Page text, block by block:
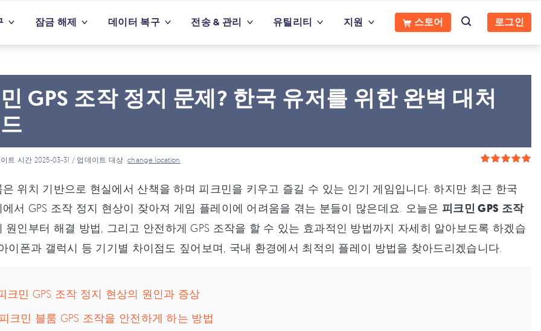
잠금 해제 데이터 복구 전송 & 관리 유틸리티 지원 스토어 로그인
무료 다운로드 지금 구매
GPS 조작 정지 문제? 한국 유저를 위한 완벽 대처
트 시간 2025-03-31 / 업데이트 대상change location
위치 기반으로 현실에서 산책을 하며 피크민을 키우고 즐길 수 있는 인기 게임입니다. 하지만 최근 한국
서 GPS 조작 정지 현상이 잦아져 게임 플레이에 어려움을 겪는 분들이 많은데요. 오늘은 피크민 GPS 조작
인부터 해결 방법, 그리고 안전하게 GPS 조작을 할 수 있는 효과적인 방법까지 자세히 알아보도록 하겠습
이폰과 갤럭시 등 기기별 차이점도 짚어보며, 국내 환경에서 최적의 플레이 방법을 찾아드리겠습니다.
크민 GPS 조작 정지 현상의 원인과 증상
크민 블룸 GPS 조작을 안전하게 하는 방법